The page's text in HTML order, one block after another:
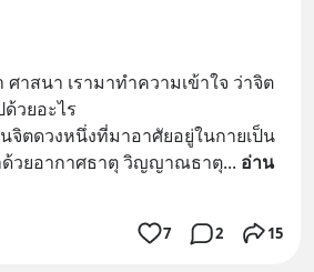
าสนา เรามาทำความเข้าใจ ว่าจิต
วยอะไร
จิตดวงหนึ่งที่มาอาศัยอยู่ในกายเป็น
วยอากาศธาตุ วิญญาณธาตุ... อ่าน
7 2 15